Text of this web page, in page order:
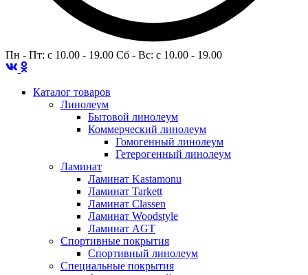
Пн - Пт: c 10.00 - 19.00 Сб - Вс: c 10.00 - 19.00
Каталог товаров
Линолеум
Бытовой линолеум
Коммерческий линолеум
Гомогенный линолеум
Гетерогенный линолеум
Ламинат
Ламинат Kastamonu
Ламинат Tarkett
Ламинат Classen
Ламинат Woodstyle
Ламинат AGT
Спортивные покрытия
Спортивный линолеум
Специальные покрытия